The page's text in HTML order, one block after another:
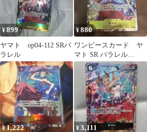
¥899
ヤマト op04-112 SRパ
ラレル
¥880
ワンピースカード ヤ
マト SR パラレル
OP04-112
¥1,222 ¥3,111